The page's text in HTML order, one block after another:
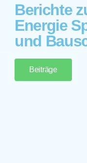
Berichte
Energie
und
Beiträge